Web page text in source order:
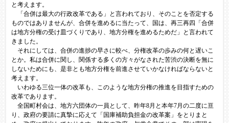
と考えます。
「合併は最大の行政改革である」と言われており、そのことを否定する
ものではありませんが、合併を進めるに当たって、国は、再三再四「合併
は地方分権の受け皿づくりであり、地方分権を進めるためだ」と言われて
きました。
それにしては、合併の進捗の早さに較べ、分権改革の歩みの何と遅いこ
とか。私は合併に関し、関係する多くの方々がなされた苦渋の決断を無に
しないためにも、是非とも地方分権を前進させていかなければならないと
考えます。
いわゆる三位一体の改革も、このような地方分権の推進を目指すための
改革であります。
全国町村会は、地方六団体の一員として、昨年8月と本年7月の二度に亘
り、政府の要請に真摯に応えて「国庫補助負担金の改革案」をとりまと